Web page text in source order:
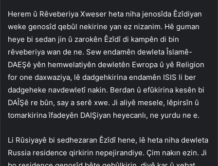
Herem û Rêveberiya Xweser heta niha jenosîda Êzîdiyan
weke genosîd qebûl nekirine yan ez nizanim. Hê guman
heye bi sedan jin û zarokên Êzîdî di kampên di bin
rêveberiya wan de ne. Sew endamên dewleta Îslamê-
DAEŞê yên hemwelatiyên dewletên Ewropa û yê Religion
for one daxwaziya, lê dadgehkirina endamên ISIS li ber
dadgeheke navdewletî nakin. Berdan û efûkirina kesên bi
DAÎŞê re bûn, say a serê xwe. Ji aliyê mesele, lêpirsîn û
tomarkirina îfadeyên DAIŞiyan heyecanlı, ne yurdu ne e.
Li Rûsiyayê bi sedhezaran Êzîdî hene, lê heta niha dewleta
Russia residence qirkirin nepejirandiye. Çim nakın ezin. Ji